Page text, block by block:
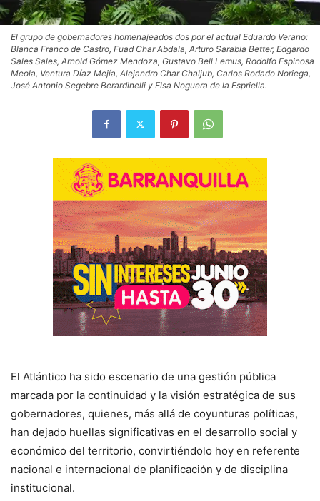
El grupo de gobernadores homenajeados dos por el actual Eduardo Verano:
Blanca Franco de Castro, Fuad Char Abdala, Arturo Sarabia Better, Edgardo
Sales Sales, Arnold Gómez Mendoza, Gustavo Bell Lemus, ⁠Rodolfo Espinosa
Meola, Ventura Díaz Mejía, Alejandro Char Chaljub, Carlos Rodado Noriega,
José Antonio Segebre Berardinelli y Elsa Noguera de la Espriella.
El Atlántico ha sido escenario de una gestión pública
marcada por la continuidad y la visión estratégica de sus
gobernadores, quienes, más allá de coyunturas políticas,
han dejado huellas significativas en el desarrollo social y
económico del territorio, convirtiéndolo hoy en referente
nacional e internacional de planificación y de disciplina
institucional.